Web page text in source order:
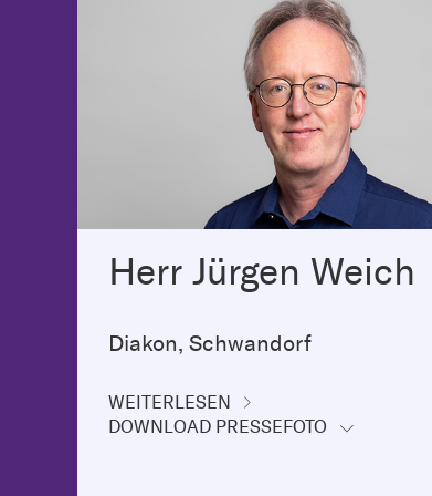
Herr Jürgen Weich
Diakon, Schwandorf
WEITERLESEN
DOWNLOAD PRESSEFOTO